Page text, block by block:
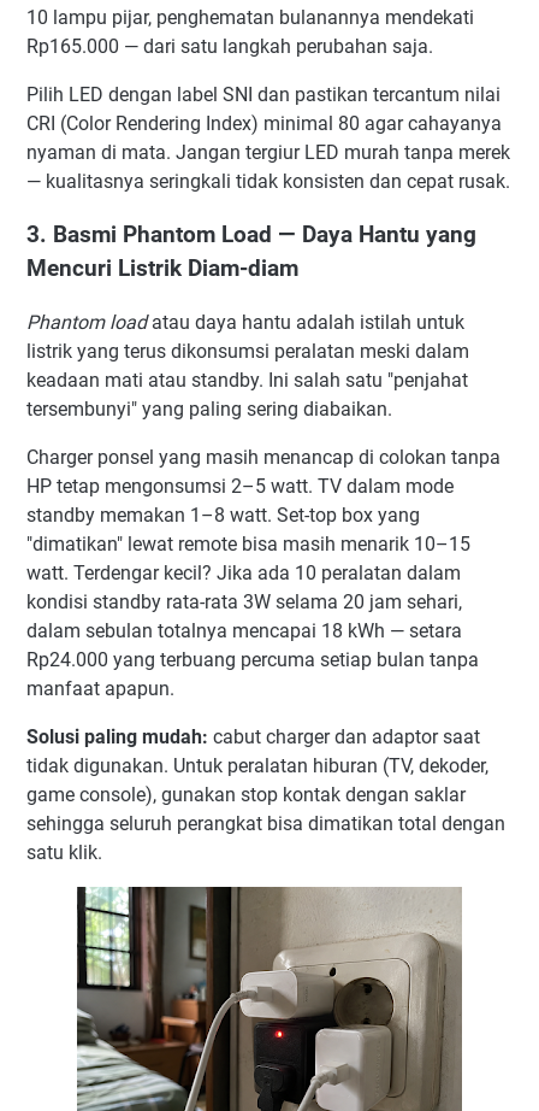
10 lampu pijar, penghematan bulanannya mendekati
Rp165.000 — dari satu langkah perubahan saja.
Pilih LED dengan label SNI dan pastikan tercantum nilai
CRI (Color Rendering Index) minimal 80 agar cahayanya
nyaman di mata. Jangan tergiur LED murah tanpa merek
— kualitasnya seringkali tidak konsisten dan cepat rusak.
3. Basmi Phantom Load — Daya Hantu yang
Mencuri Listrik Diam-diam
Phantom loadatau daya hantu adalah istilah untuk
listrik yang terus dikonsumsi peralatan meski dalam
keadaan mati atau standby. Ini salah satu "penjahat
tersembunyi" yang paling sering diabaikan.
Charger ponsel yang masih menancap di colokan tanpa
HP tetap mengonsumsi 2–5 watt. TV dalam mode
standby memakan 1–8 watt. Set-top box yang
"dimatikan" lewat remote bisa masih menarik 10–15
watt. Terdengar kecil? Jika ada 10 peralatan dalam
kondisi standby rata-rata 3W selama 20 jam sehari,
dalam sebulan totalnya mencapai 18 kWh — setara
Rp24.000 yang terbuang percuma setiap bulan tanpa
manfaat apapun.
Solusi paling mudah: cabut charger dan adaptor saat
tidak digunakan. Untuk peralatan hiburan (TV, dekoder,
game console), gunakan stop kontak dengan saklar
sehingga seluruh perangkat bisa dimatikan total dengan
satu klik.